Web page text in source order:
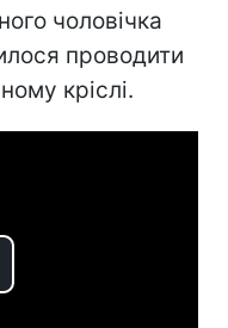
чоловічка
проводити
кріслі.